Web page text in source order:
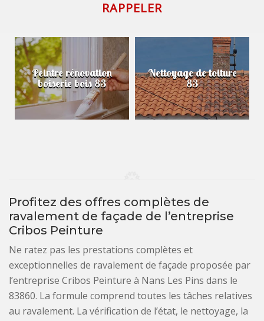
Peintre rénovation
boiserie bois 83
Nettoyage de toiture
83
Profitez des offres complètes de
ravalement de façade de l’entreprise
Cribos Peinture
Ne ratez pas les prestations complètes et
exceptionnelles de ravalement de façade proposée par
l’entreprise Cribos Peinture à Nans Les Pins dans le
83860. La formule comprend toutes les tâches relatives
au ravalement. La vérification de l’état, le nettoyage, la